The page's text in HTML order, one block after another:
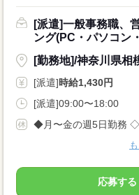
[派遣]一般事務職、
ング(PC・パソコン
[勤務地]/神奈川県相
[派遣]時給1,430円
[派遣]09:00〜18:00
応募する